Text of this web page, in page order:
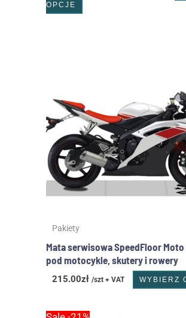
OPCJE
Pakiety
Mata serwisowa SpeedFloor Moto
pod motocykle, skutery i rowery
215.00zł /szt + VAT WYBIERZ